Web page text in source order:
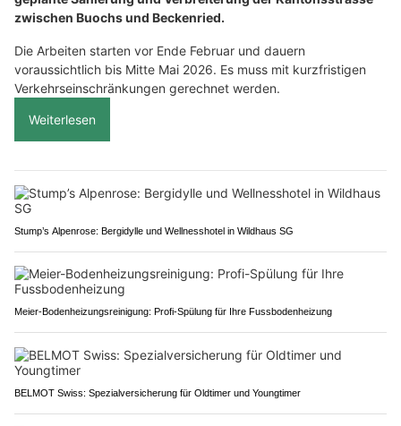
zwischen Buochs und Beckenried.
Die Arbeiten starten vor Ende Februar und dauern
voraussichtlich bis Mitte Mai 2026. Es muss mit kurzfristigen
Verkehrseinschränkungen gerechnet werden.
Weiterlesen
Stump’s Alpenrose: Bergidylle und Wellnesshotel in Wildhaus SG
Meier-Bodenheizungsreinigung: Profi-Spülung für Ihre Fussbodenheizung
BELMOT Swiss: Spezialversicherung für Oldtimer und Youngtimer